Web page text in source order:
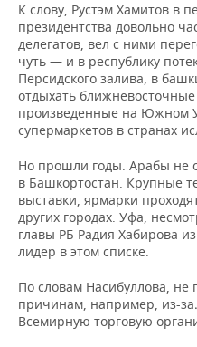
К слову, Рустэм Хамитов в
президентства довольно
делегатов, вел с ними
чуть — и в республику
Персидского залива, в
отдыхать
произведенные на Южном
супермаркетов в странах
Но прошли годы. Арабы не
в Башкортостан. Крупные
выставки, ярмарки
других городах. Уфа,
главы РБ Радия Хабирова
лидер в этом списке.
По словам Насибуллова,
причинам, например, из-
Всемирную торговую